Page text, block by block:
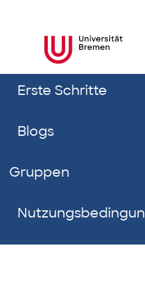
Erste Schritte
Blogs
Gruppen